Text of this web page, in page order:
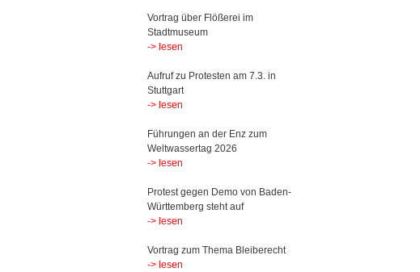
Vortrag über Flößerei im
Stadtmuseum
-> lesen
Aufruf zu Protesten am 7.3. in
Stuttgart
-> lesen
Führungen an der Enz zum
Weltwassertag 2026
-> lesen
Protest gegen Demo von Baden-
Württemberg steht auf
-> lesen
Vortrag zum Thema Bleiberecht
-> lesen